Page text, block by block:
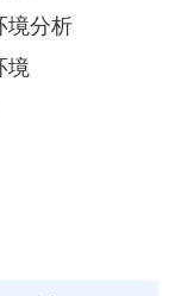
境分析
境